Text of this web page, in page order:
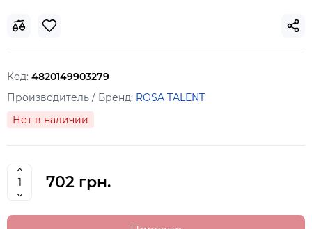
Код: 4820149903279
Производитель / Бренд: ROSA TALENT
Нет в наличии
702 грн.